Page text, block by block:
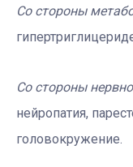
Со стороны
Со стороны
нейропатия,
головокружение.